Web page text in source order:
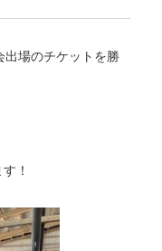
場のチケットを勝
！